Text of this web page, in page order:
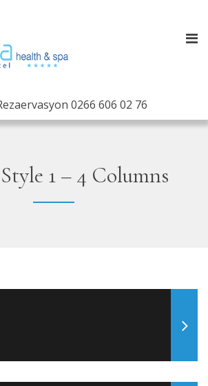
0266 606 02 76
1 – 4 Columns